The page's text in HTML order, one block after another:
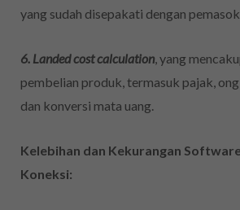
yang sudah disepakati dengan
6. Landed cost calculation, yang
pembelian produk, termasuk pajak,
dan konversi mata uang.
Kelebihan dan Kekurangan
Koneksi: